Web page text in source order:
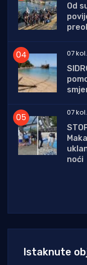
Od
07
07
noći
Istaknute